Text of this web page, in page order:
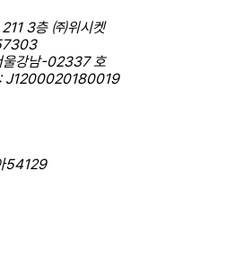
211 3층 ㈜위시켓
울강남-02337 호
: J1200020180019
54129